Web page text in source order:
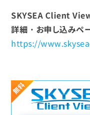
SKYSEA Client
詳細・お申し込みペ
https://